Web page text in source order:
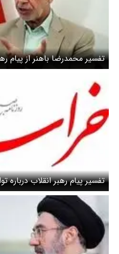
تفسیر محمدرضا باهنر از پیام
معنای بی اعتمادی به
تفسیر پیام رهبر انقلاب درباره
قالیباف / انگ زدن به تیم
است